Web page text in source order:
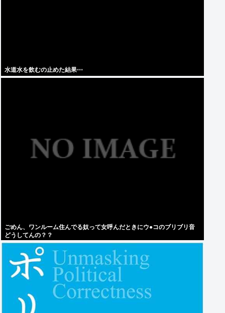
水道水を飲むの止めた結果⋯
ごめん、ワンルーム住んでる奴って女呼んだときにウ●コのブリブリ音
どうしてんの？？